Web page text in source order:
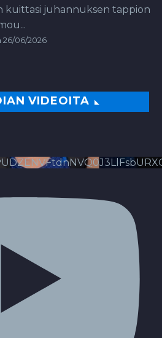
kuittasi juhannuksen tappion
06/2026
VIDEOITA